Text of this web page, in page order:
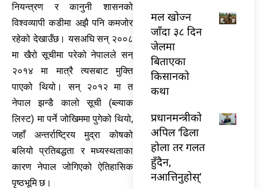
नियन्त्रण र कानुनी शासनको
विश्वव्यापी कडीमा अझै पनि कमजोर
रहेको देखाउँछ। यसअघि सन् २००८
मा खैरो सूचीमा परेको नेपालले सन्
२०१४ मा मात्रै त्यसबाट मुक्ति
पाएको थियो। सन् २०१२ मा त
नेपाल झन्डै कालो सूची (ब्ल्याक
लिस्ट) मा पर्ने जोखिममा पुगेको थियो,
जहाँ अन्तर्राष्ट्रिय मुद्रा कोषको
बलियो प्रतिबद्धता र मध्यस्थताका
कारण नेपाल जोगिएको ऐतिहासिक
पृष्ठभूमि छ।
मल खोज्न
जाँदा ३८ दिन
जेलमा
बिताएका
किसानको
कथा
प्रधानमन्त्रीको
अपिल ‘ढिला
होला तर गलत
हुँदैन,
नआत्तिनुहोस्’